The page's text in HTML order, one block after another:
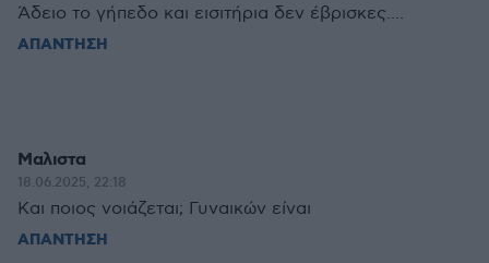
Άδειο το γήπεδο και εισιτήρια δεν έβρισκες....
ΑΠΑΝΤΗΣΗ
Μαλιστα
18.06.2025, 22:18
Και ποιος νοιάζεται; Γυναικών είναι
ΑΠΑΝΤΗΣΗ